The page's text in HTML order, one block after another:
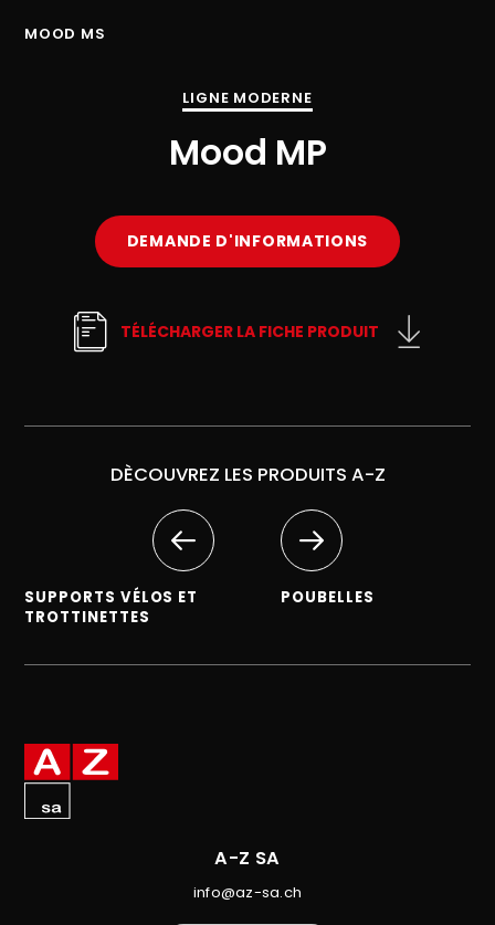
MOOD MS
LIGNE MODERNE
Mood MP
DEMANDE D'INFORMATIONS
TÉLÉCHARGER LA FICHE PRODUIT
DÈCOUVREZ LES PRODUITS A-Z
SUPPORTS VÉLOS ET
TROTTINETTES
POUBELLES
A-Z SA
info@az-sa.ch